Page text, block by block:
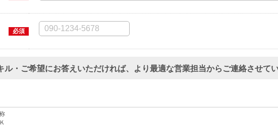
必須
ル・ご希望にお答えいただければ、より最適な営業担当からご連絡させて